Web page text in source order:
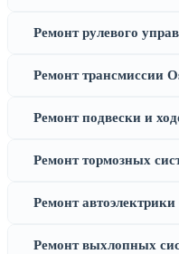
Ремонт рулевого
Ремонт трансмиссии
Ремонт подвески и
Ремонт тормозных
Ремонт автоэлектрики
Ремонт выхлопных